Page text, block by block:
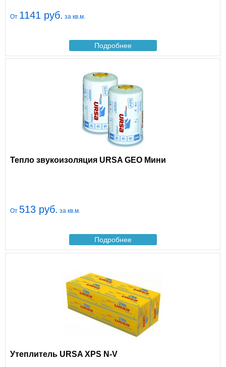
От 1141 руб. за кв.м.
Подробнее
Тепло звукоизоляция URSA GEO Мини
От 513 руб. за кв.м.
Подробнее
Утеплитель URSA XPS N-V